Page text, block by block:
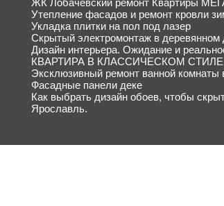
ЖК Лобачевский ремонт Квартиры
Утепление фасадов и ремонт кровли
Укладка плитки на пол под лазер
Скрытый электромонтаж в
Дизайн интерьера. Ожидание и
КВАРТИРА В КЛАССИЧЕСКОМ СТИЛЕ
Эксклюзивный ремонт ванной
Фасадные панели деке
Как выбрать дизайн обоев, чтобы
Ярославль.